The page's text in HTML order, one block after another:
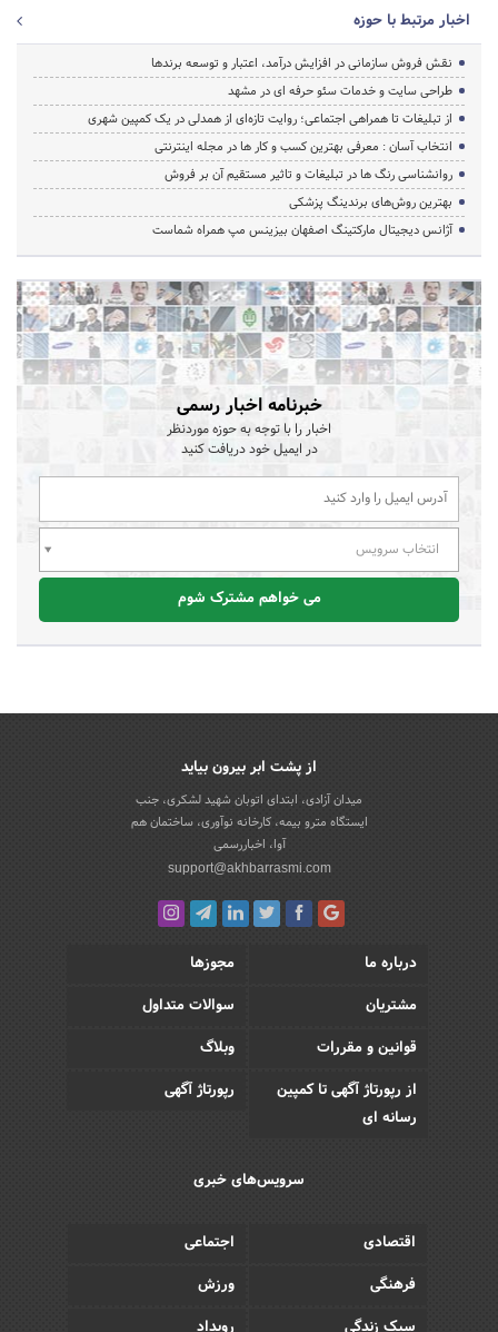
اخبار مرتبط با حوزه
نقش فروش سازمانی در افزایش درآمد، اعتبار و توسعه برندها
طراحی سایت و خدمات سئو حرفه ای در مشهد
از تبلیغات تا همراهی اجتماعی؛ روایت تازه‌ای از همدلی در یک کمپین شهری
انتخاب آسان : معرفی بهترین کسب و کار ها در مجله اینترنتی
روانشناسی رنگ ها در تبلیغات و تاثیر مستقیم آن بر فروش
بهترین روش‌های برندینگ پزشکی
آژانس دیجیتال مارکتینگ اصفهان بیزینس مپ همراه شماست
خبرنامه اخبار رسمی
اخبار را با توجه به حوزه موردنظر
در ایمیل خود دریافت کنید
انتخاب سرویس
می خواهم مشترک شوم
از پشت ابر بیرون بیاید
میدان آزادی، ابتدای اتوبان شهید لشکری، جنب
ایستگاه مترو بیمه، کارخانه نوآوری، ساختمان هم
آوا، اخباررسمی
support@akhbarrasmi.com
درباره ما
مجوزها
مشتریان
سوالات متداول
قوانین و مقررات
وبلاگ
از رپورتاژ آگهی تا کمپین
رسانه ای
رپورتاژ آگهی
سرویس‌های خبری
اقتصادی
اجتماعی
فرهنگی
ورزش